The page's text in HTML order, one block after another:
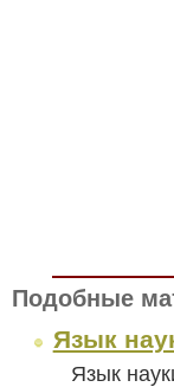
Подобные
Язык
Язык